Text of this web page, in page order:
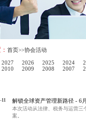
首页>>协会活动
2027 2026 2025 2024
2010
2009 2008 2007
解锁全球资产管理新路径 - 6
本次活动从法律、税务与运营
案。